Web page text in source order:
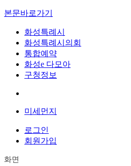
본문바로가기
화성특례시
화성특례시의회
통합예약
화성e 다모아
구청정보
미세먼지
로그인
회원가입
화면